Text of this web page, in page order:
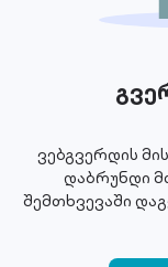
ვებგვერდის
დაბრუნდი
შემთხვევაში